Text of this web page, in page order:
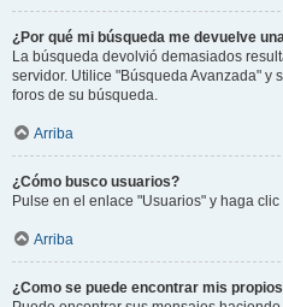
¿Por qué mi búsqueda me devuelve
La búsqueda devolvió demasiados
servidor. Utilice "Búsqueda Avanzada" y
foros de su búsqueda.
Arriba
¿Cómo busco usuarios?
Pulse en el enlace "Usuarios" y haga
Arriba
¿Como se puede encontrar mis